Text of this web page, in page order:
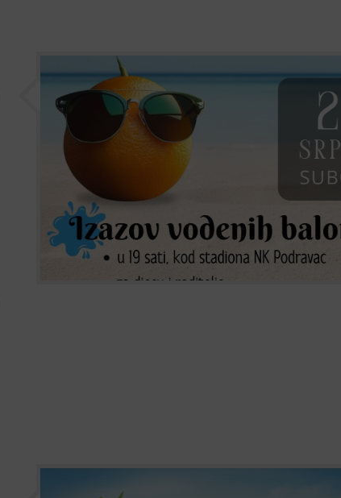
Ljetni istjerivači dosade na “Virovskom
I ove smo godine, najbolji od Istjerivača dosade sačuvali
"Virovsko ljeto". U subotu 25. srpnja, u 19 sati kreće
i prošle godine, svoje pištolje na vodu možete ponijeti sa
sobom. Okupljamo se i dijelimo u timove ispred klupskih
prostorija....